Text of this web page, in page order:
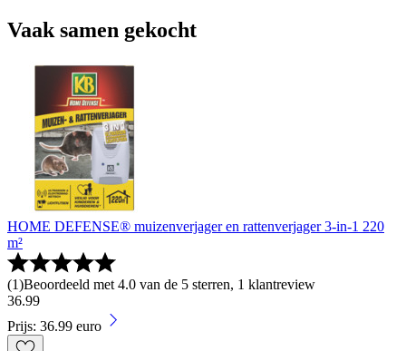
Vaak samen gekocht
HOME DEFENSE® muizenverjager en rattenverjager 3-in-1 220
m²
(1)Beoordeeld met 4.0 van de 5 sterren, 1 klantreview
36.99
Prijs: 36.99 euro